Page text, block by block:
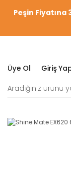
Peşin Fiyatına
Üye Ol Giriş